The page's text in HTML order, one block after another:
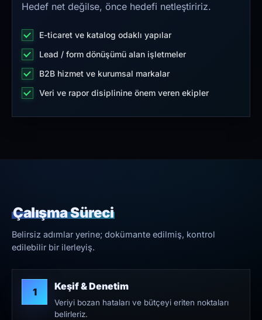
Hedef net değilse, önce hedefi netleştiririz.
E-ticaret ve katalog odaklı yapılar
Lead / form dönüşümü alan işletmeler
B2B hizmet ve kurumsal markalar
Veri ve rapor disiplinine önem veren ekipler
Çalışma Süreci
Belirsiz adımlar yerine; dokümante edilmiş, kontrol
edilebilir bir ilerleyiş.
1 Keşif & Denetim
Veriyi bozan hataları ve bütçeyi eriten noktaları
belirleriz.